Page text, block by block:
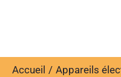
Accueil
Appareils